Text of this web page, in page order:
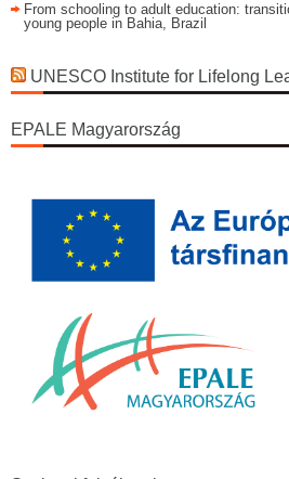
From schooling to adult education:
young people in Bahia, Brazil
UNESCO Institute for Lifelong
EPALE Magyarország